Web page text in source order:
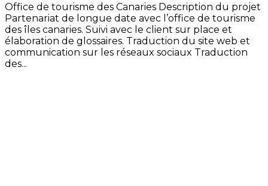
Office de tourisme des Canaries Description du projet
Partenariat de longue date avec l’office de tourisme
des îles canaries. Suivi avec le client sur place et
élaboration de glossaires. Traduction du site web et
communication sur les réseaux sociaux Traduction
des...